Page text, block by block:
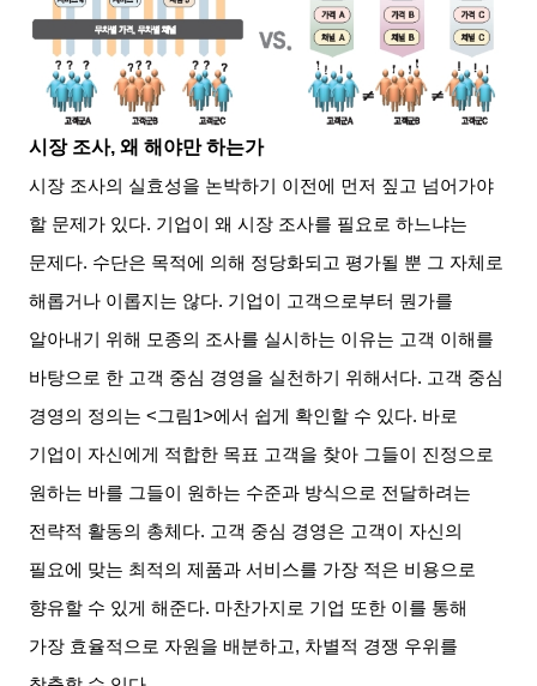
시장 조사, 왜 해야만 하는가
시장 조사의 실효성을 논박하기 이전에 먼저 짚고 넘어가야
할 문제가 있다. 기업이 왜 시장 조사를 필요로 하느냐는
문제다. 수단은 목적에 의해 정당화되고 평가될 뿐 그 자체로
해롭거나 이롭지는 않다. 기업이 고객으로부터 뭔가를
알아내기 위해 모종의 조사를 실시하는 이유는 고객 이해를
바탕으로 한 고객 중심 경영을 실천하기 위해서다. 고객 중심
경영의 정의는 <그림1>에서 쉽게 확인할 수 있다. 바로
기업이 자신에게 적합한 목표 고객을 찾아 그들이 진정으로
원하는 바를 그들이 원하는 수준과 방식으로 전달하려는
전략적 활동의 총체다. 고객 중심 경영은 고객이 자신의
필요에 맞는 최적의 제품과 서비스를 가장 적은 비용으로
향유할 수 있게 해준다. 마찬가지로 기업 또한 이를 통해
가장 효율적으로 자원을 배분하고, 차별적 경쟁 우위를